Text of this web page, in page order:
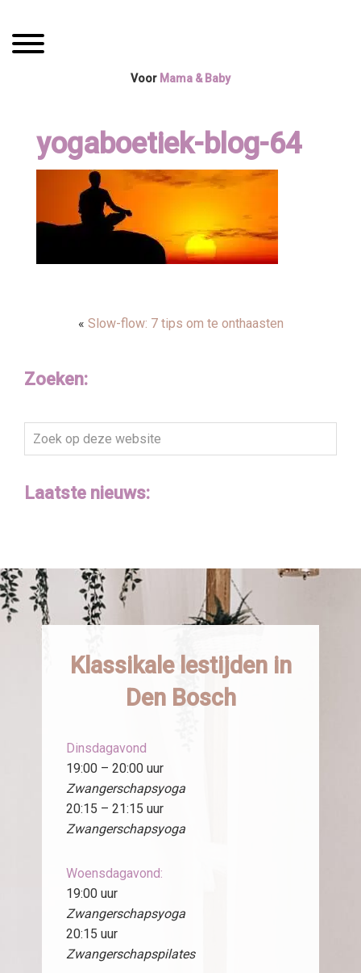
naar
de
naar
de
Toggle navigation
Yogaboetiek
Voor Mama & Baby
yogaboetiek-blog-64
« Slow-flow: 7 tips om te onthaasten
Zoeken:
Zoek
op
website
Laatste nieuws:
Klassikale lestijden in
Den Bosch
Dinsdagavond
19:00 – 20:00 uur
Zwangerschapsyoga
20:15 – 21:15 uur
Zwangerschapsyoga
Woensdagavond:
19:00 uur
Zwangerschapsyoga
20:15 uur
Zwangerschapspilates